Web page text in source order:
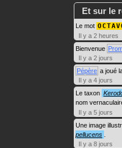
Et sur le
Le mot
Il y a 2 heures
Bienvenue
Il y a 2 jours
Pépère a joué
Il y a 4 jours
Le taxon
nom
Il y a 5 jours
Une image
pellucens
Il y a 8 jours